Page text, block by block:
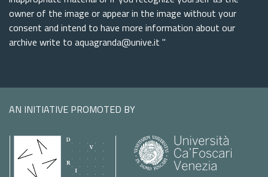
owner of the image or appear in the image without your
consent and intend to have more information about our
archive write to aquagranda@unive.it "
AN INITIATIVE PROMOTED BY